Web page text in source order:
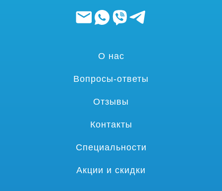
О нас
Вопросы-ответы
Отзывы
Контакты
Специальности
Акции и скидки